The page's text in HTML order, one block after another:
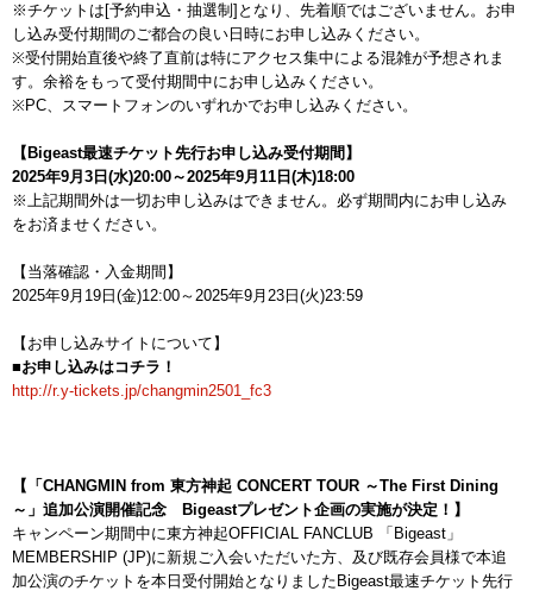
※チケットは[予約申込・抽選制]となり、先着順ではございません。お申
し込み受付期間のご都合の良い日時にお申し込みください。
※受付開始直後や終了直前は特にアクセス集中による混雑が予想されま
す。余裕をもって受付期間中にお申し込みください。
※PC、スマートフォンのいずれかでお申し込みください。
【Bigeast最速チケット先行お申し込み受付期間】
2025年9月3日(水)20:00～2025年9月11日(木)18:00
※上記期間外は一切お申し込みはできません。必ず期間内にお申し込み
をお済ませください。
【当落確認・入金期間】
2025年9月19日(金)12:00～2025年9月23日(火)23:59
【お申し込みサイトについて】
■お申し込みはコチラ！
http://r.y-tickets.jp/changmin2501_fc3
【「CHANGMIN from 東方神起 CONCERT TOUR ～The First Dining
～」追加公演開催記念 Bigeastプレゼント企画の実施が決定！】
キャンペーン期間中に東方神起OFFICIAL FANCLUB 「Bigeast」
MEMBERSHIP (JP)に新規ご入会いただいた方、及び既存会員様で本追
加公演のチケットを本日受付開始となりましたBigeast最速チケット先行